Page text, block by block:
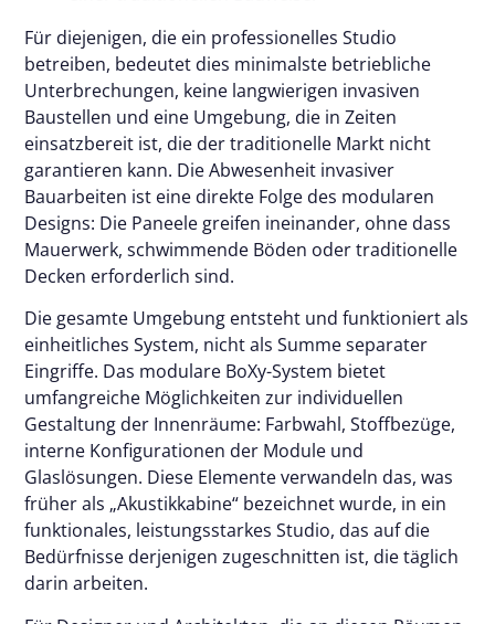
Für diejenigen, die ein professionelles Studio
betreiben, bedeutet dies minimalste betriebliche
Unterbrechungen, keine langwierigen invasiven
Baustellen und eine Umgebung, die in Zeiten
einsatzbereit ist, die der traditionelle Markt nicht
garantieren kann. Die Abwesenheit invasiver
Bauarbeiten ist eine direkte Folge des modularen
Designs: Die Paneele greifen ineinander, ohne dass
Mauerwerk, schwimmende Böden oder traditionelle
Decken erforderlich sind.
Die gesamte Umgebung entsteht und funktioniert als
einheitliches System, nicht als Summe separater
Eingriffe. Das modulare BoXy-System bietet
umfangreiche Möglichkeiten zur individuellen
Gestaltung der Innenräume: Farbwahl, Stoffbezüge,
interne Konfigurationen der Module und
Glaslösungen. Diese Elemente verwandeln das, was
früher als „Akustikkabine“ bezeichnet wurde, in ein
funktionales, leistungsstarkes Studio, das auf die
Bedürfnisse derjenigen zugeschnitten ist, die täglich
darin arbeiten.